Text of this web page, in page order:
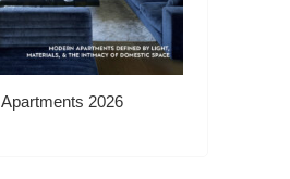
Apartments 2026